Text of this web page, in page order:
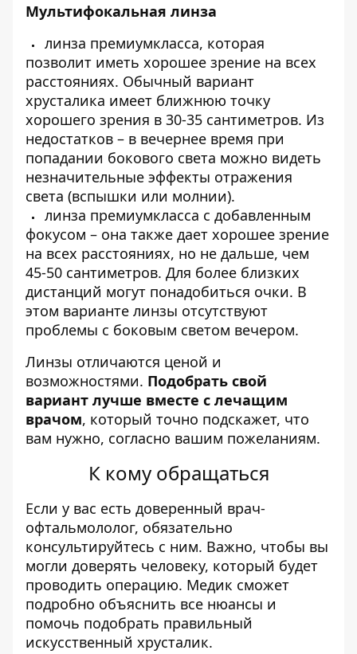
Мультифокальная линза
линза премиумкласса, которая
позволит иметь хорошее зрение на всех
расстояниях. Обычный вариант
хрусталика имеет ближнюю точку
хорошего зрения в 30-35 сантиметров. Из
недостатков – в вечернее время при
попадании бокового света можно видеть
незначительные эффекты отражения
света (вспышки или молнии).
линза премиумкласса с добавленным
фокусом – она также дает хорошее зрение
на всех расстояниях, но не дальше, чем
45-50 сантиметров. Для более близких
дистанций могут понадобиться очки. В
этом варианте линзы отсутствуют
проблемы с боковым светом вечером.
Линзы отличаются ценой и
возможностями. Подобрать свой
вариант лучше вместе с лечащим
врачом, который точно подскажет, что
вам нужно, согласно вашим пожеланиям.
К кому обращаться
Если у вас есть доверенный врач-
офтальмололог, обязательно
консультируйтесь с ним. Важно, чтобы вы
могли доверять человеку, который будет
проводить операцию. Медик сможет
подробно объяснить все нюансы и
помочь подобрать правильный
искусственный хрусталик.